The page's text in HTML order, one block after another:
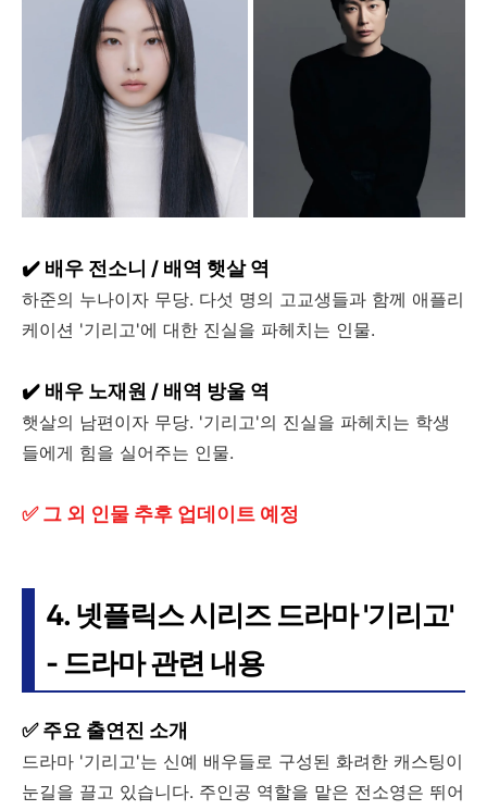
✔️ 배우 전소니 / 배역 햇살 역
하준의 누나이자 무당. 다섯 명의 고교생들과 함께 애플리
케이션 '기리고'에 대한 진실을 파헤치는 인물.
✔️ 배우 노재원 / 배역 방울 역
햇살의 남편이자 무당. '기리고'의 진실을 파헤치는 학생
들에게 힘을 실어주는 인물.
✅ 그 외 인물 추후 업데이트 예정
4. 넷플릭스 시리즈 드라마 '기리고'
- 드라마 관련 내용
✅ 주요 출연진 소개
드라마 '기리고'는 신예 배우들로 구성된 화려한 캐스팅이
눈길을 끌고 있습니다. 주인공 역할을 맡은 전소영은 뛰어